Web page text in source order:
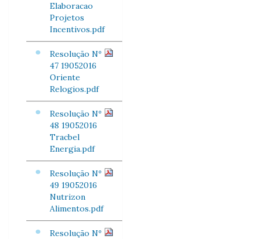
Elaboracao
Projetos
Incentivos.pdf
Resolução Nº
47 19052016
Oriente
Relogios.pdf
Resolução Nº
48 19052016
Tracbel
Energia.pdf
Resolução Nº
49 19052016
Nutrizon
Alimentos.pdf
Resolução Nº